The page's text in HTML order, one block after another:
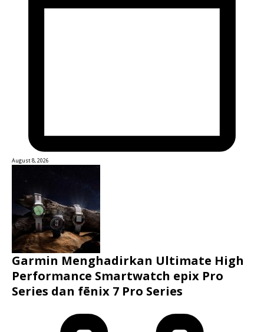
August 8, 2026
Garmin Menghadirkan Ultimate High
Performance Smartwatch epix Pro
Series dan fēnix 7 Pro Series